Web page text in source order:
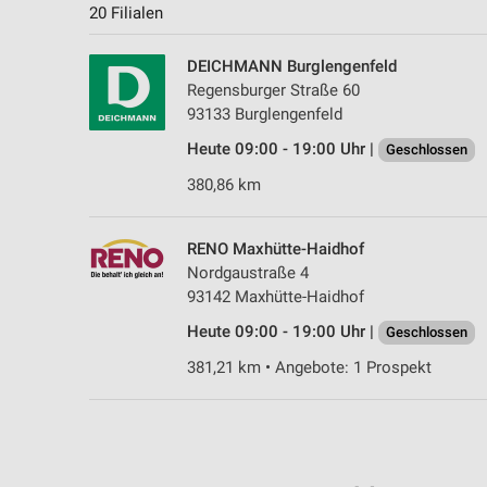
20 Filialen
DEICHMANN Burglengenfeld
Regensburger Straße 60
93133 Burglengenfeld
Heute 09:00 - 19:00 Uhr |
Geschlossen
380,86 km
RENO Maxhütte-Haidhof
Nordgaustraße 4
93142 Maxhütte-Haidhof
Heute 09:00 - 19:00 Uhr |
Geschlossen
381,21 km • Angebote: 1 Prospekt